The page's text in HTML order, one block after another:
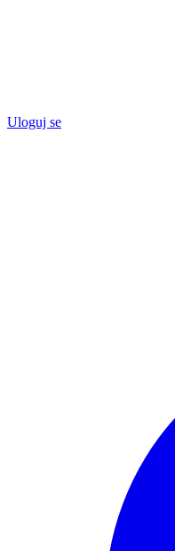
Uloguj se